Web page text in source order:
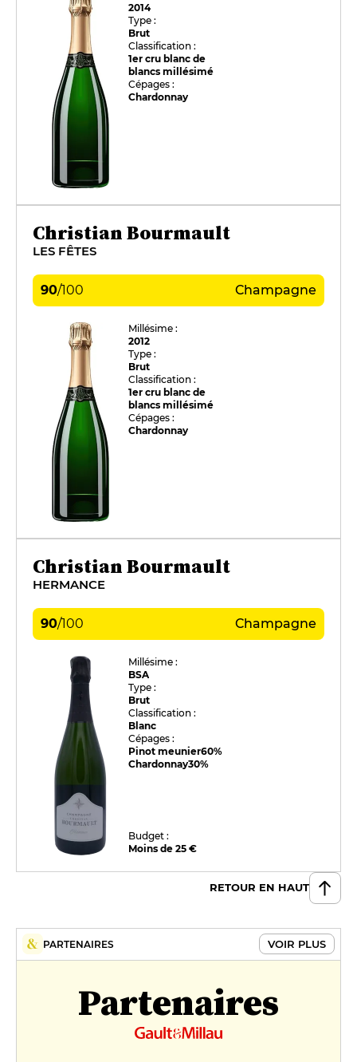
2014
Type :
Brut
Classification :
1er cru blanc de
blancs millésimé
Cépages :
Chardonnay
Christian Bourmault
LES FÊTES
90/100 Champagne
Millésime :
2012
Type :
Brut
Classification :
1er cru blanc de
blancs millésimé
Cépages :
Chardonnay
Christian Bourmault
HERMANCE
90/100 Champagne
Millésime :
BSA
Type :
Brut
Classification :
Blanc
Cépages :
Pinot meunier60%
Chardonnay30%
Budget :
Moins de 25 €
RETOUR EN HAUT
PARTENAIRES VOIR PLUS
Partenaires